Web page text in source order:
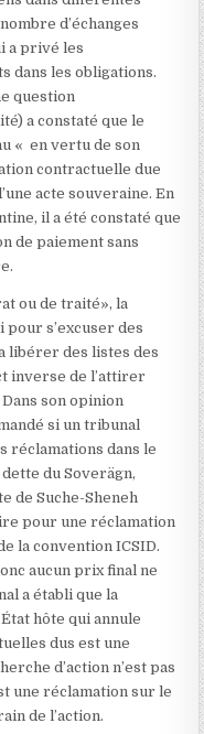
d’échanges
a privé les
dans les obligations.
question
a constaté que le
« en vertu de son
contractuelle due
acte souveraine. En
il a été constaté que
de paiement sans
ou de traité», la
s’excuser des
libérer des listes des
inverse de l’attirer
son opinion
si un tribunal
réclamations dans le
du Soverägn,
de Suche-Sheneh
pour une réclamation
la convention ICSID.
aucun prix final ne
a établi que la
hôte qui annule
dus est une
d’action n’est pas
une réclamation sur le
de l’action.